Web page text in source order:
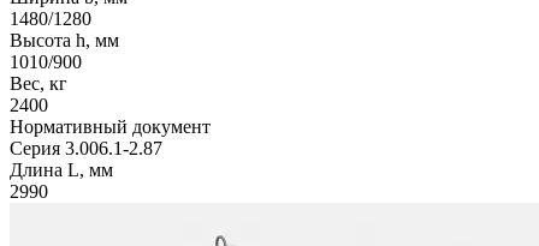
1480/1280
Высота h, мм
1010/900
Вес, кг
2400
Нормативный документ
Серия 3.006.1-2.87
Длина L, мм
2990